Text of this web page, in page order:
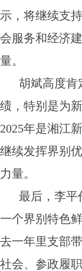
示，将继续支
会服务和经济
量。
胡斌高度肯
绩，特别是为
2025年是湘江
继续发挥界别
力量。
最后，李平
一个界别特色
去一年里支部
社会、参政履